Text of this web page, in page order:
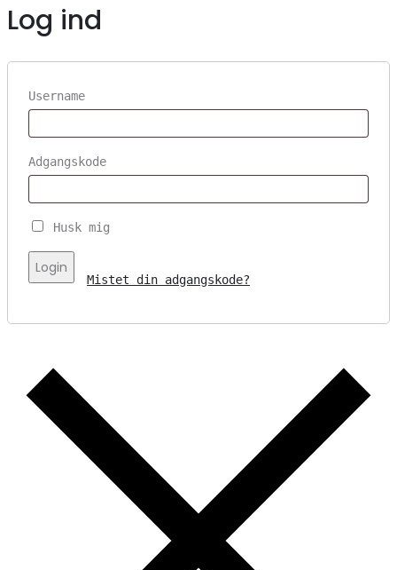
Log ind
Username
Adgangskode
Husk mig
Login
Mistet din adgangskode?